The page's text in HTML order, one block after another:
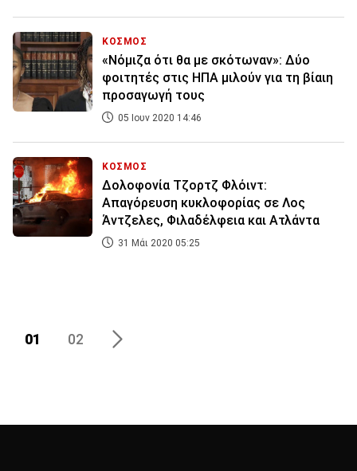
ΚΟΣΜΟΣ
«Νόμιζα ότι θα με σκότωναν»: Δύο
φοιτητές στις ΗΠΑ μιλούν για τη βίαιη
προσαγωγή τους
05 Ιουν 2020 14:46
ΚΟΣΜΟΣ
Δολοφονία Τζορτζ Φλόιντ:
Απαγόρευση κυκλοφορίας σε Λος
Άντζελες, Φιλαδέλφεια και Ατλάντα
31 Μάι 2020 05:25
01 02